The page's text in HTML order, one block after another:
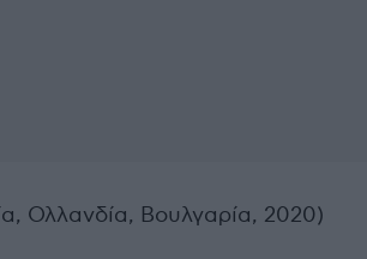
Ολλανδία, Βουλγαρία, 2020)